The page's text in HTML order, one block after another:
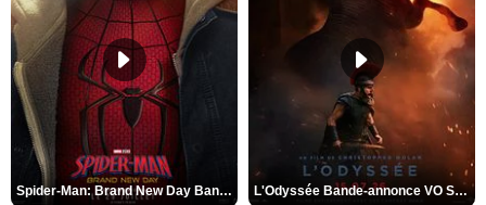
Spider-Man: Brand New Day Bande-annonce VO STFR L'Odyssée Bande-annonce VO STFR